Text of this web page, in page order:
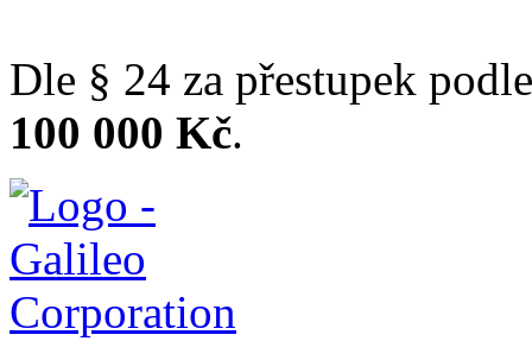
Dle § 24 za přestupek
100 000 Kč.